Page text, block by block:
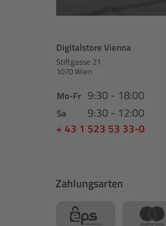
Digitalstore Vienna
Stiftgasse 21
1070 Wien
Mo-Fr 9:30 - 18:00
Sa 9:30 - 12:00
+ 43 1 523 53 33-0
Zahlungsarten